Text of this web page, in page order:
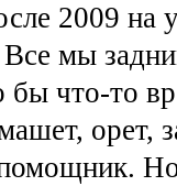
2009 на
Все мы
бы что-то
орет,